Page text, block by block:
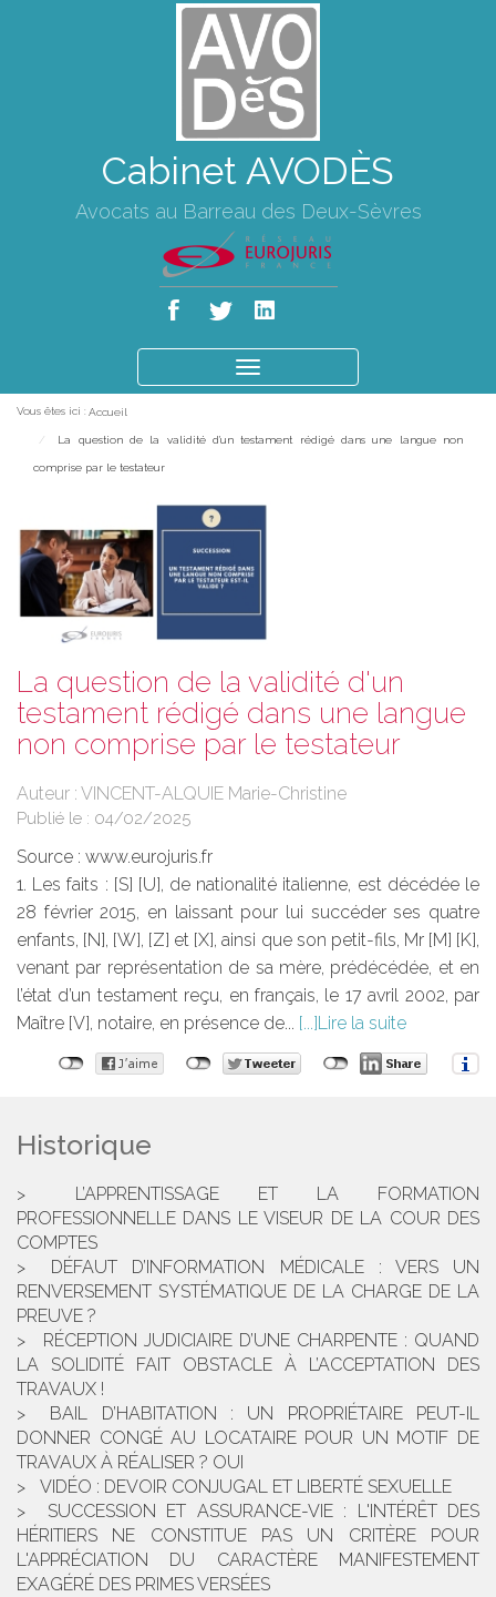
Cabinet AVODÈS
Avocats au Barreau des Deux-Sèvres
le
Vous êtes ici : Accueil
La question de la validité d'un testament rédigé dans une langue non
comprise par le testateur
La question de la validité d'un
testament rédigé dans une langue
non comprise par le testateur
Auteur : VINCENT-ALQUIE Marie-Christine
Publié le : 04/02/2025
Source : www.eurojuris.fr
1. Les faits : [S] [U], de nationalité italienne, est décédée le
28 février 2015, en laissant pour lui succéder ses quatre
enfants, [N], [W], [Z] et [X], ainsi que son petit-fils, Mr [M] [K],
venant par représentation de sa mère, prédécédée, et en
l’état d’un testament reçu, en français, le 17 avril 2002, par
Maître [V], notaire, en présence de...
Lire la suite
Historique
L’APPRENTISSAGE ET LA FORMATION
PROFESSIONNELLE DANS LE VISEUR DE LA COUR DES
COMPTES
DÉFAUT D’INFORMATION MÉDICALE : VERS UN
RENVERSEMENT SYSTÉMATIQUE DE LA CHARGE DE LA
PREUVE ?
RÉCEPTION JUDICIAIRE D’UNE CHARPENTE : QUAND
LA SOLIDITÉ FAIT OBSTACLE À L’ACCEPTATION DES
TRAVAUX !
BAIL D’HABITATION : UN PROPRIÉTAIRE PEUT-IL
DONNER CONGÉ AU LOCATAIRE POUR UN MOTIF DE
TRAVAUX À RÉALISER ? OUI
VIDÉO : DEVOIR CONJUGAL ET LIBERTÉ SEXUELLE
SUCCESSION ET ASSURANCE-VIE : L'INTÉRÊT DES
HÉRITIERS NE CONSTITUE PAS UN CRITÈRE POUR
L'APPRÉCIATION DU CARACTÈRE MANIFESTEMENT
EXAGÉRÉ DES PRIMES VERSÉES